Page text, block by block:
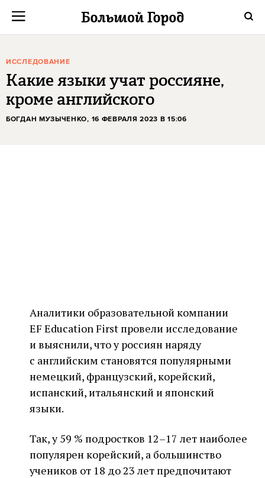
ИССЛЕДОВАНИЕ
Какие языки учат россияне,
кроме английского
БОГДАН МУЗЫЧЕНКО, 16 ФЕВРАЛЯ 2023 В 15:06
Аналитики образовательной компании
EF Education First провели исследование
и выяснили, что у россиян наряду
с английским становятся популярными
немецкий, французский, корейский,
испанский, итальянский и японский
языки.
Так, у 59 % подростков 12–17 лет наиболее
популярен корейский, а большинство
учеников от 18 до 23 лет предпочитают